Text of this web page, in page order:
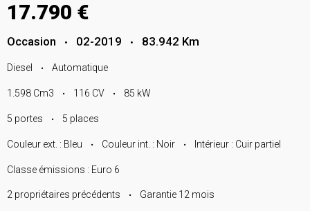
17.790 €
Occasion • 02-2019 • 83.942 Km
Diesel • Automatique
1.598 Cm3 • 116 CV • 85 kW
5 portes • 5 places
Couleur ext. : Bleu • Couleur int. : Noir • Intérieur : Cuir partiel
Classe émissions : Euro 6
2 propriétaires précédents • Garantie 12 mois